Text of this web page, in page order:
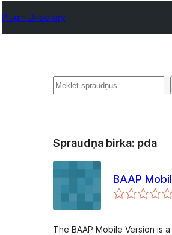
Plugin Directory
Meklēt
Spraudņa birka: pda
BAAP
The BAAP Mobile Version is